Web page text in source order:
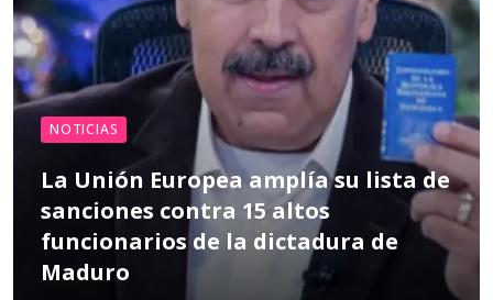
NOTICIAS
La Unión Europea amplía su lista de
sanciones contra 15 altos
funcionarios de la dictadura de
Maduro